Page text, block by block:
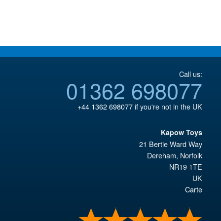
Call us:
01362 698077
+44 1362 698077if you're not in the UK
Kapow Toys
21 Bertie Ward Way
Dereham, Norfolk
NR19 1TE
UK
Carte